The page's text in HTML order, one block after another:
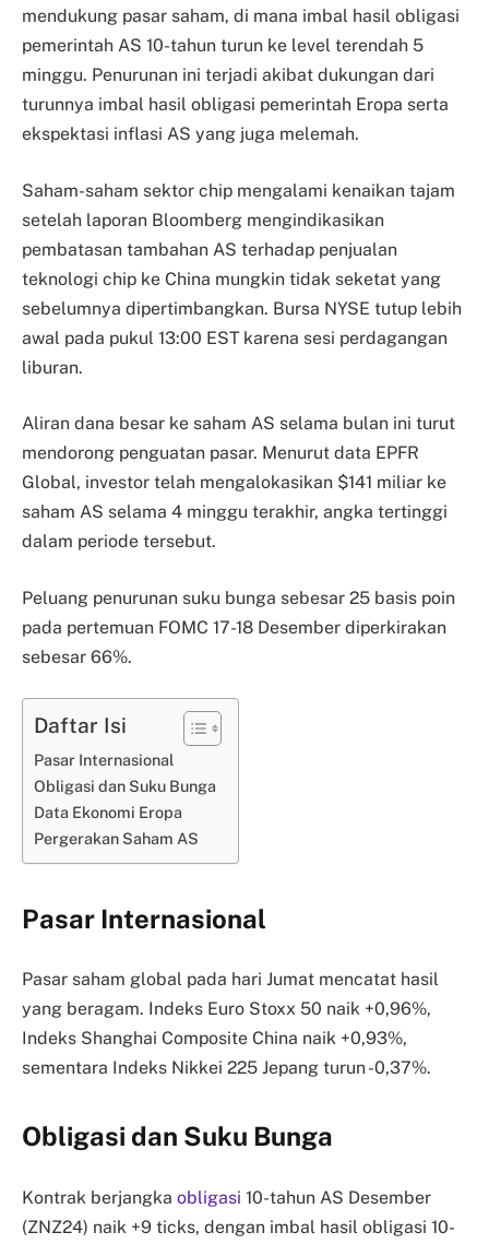
mendukung pasar saham, di mana imbal hasil obligasi
pemerintah AS 10-tahun turun ke level terendah 5
minggu. Penurunan ini terjadi akibat dukungan dari
turunnya imbal hasil obligasi pemerintah Eropa serta
ekspektasi inflasi AS yang juga melemah.
Saham-saham sektor chip mengalami kenaikan tajam
setelah laporan Bloomberg mengindikasikan
pembatasan tambahan AS terhadap penjualan
teknologi chip ke China mungkin tidak seketat yang
sebelumnya dipertimbangkan. Bursa NYSE tutup lebih
awal pada pukul 13:00 EST karena sesi perdagangan
liburan.
Aliran dana besar ke saham AS selama bulan ini turut
mendorong penguatan pasar. Menurut data EPFR
Global, investor telah mengalokasikan $141 miliar ke
saham AS selama 4 minggu terakhir, angka tertinggi
dalam periode tersebut.
Peluang penurunan suku bunga sebesar 25 basis poin
pada pertemuan FOMC 17-18 Desember diperkirakan
sebesar 66%.
Daftar Isi
Pasar Internasional
Obligasi dan Suku Bunga
Data Ekonomi Eropa
Pergerakan Saham AS
Pasar Internasional
Pasar saham global pada hari Jumat mencatat hasil
yang beragam. Indeks Euro Stoxx 50 naik +0,96%,
Indeks Shanghai Composite China naik +0,93%,
sementara Indeks Nikkei 225 Jepang turun -0,37%.
Obligasi dan Suku Bunga
Kontrak berjangka obligasi 10-tahun AS Desember
(ZNZ24) naik +9 ticks, dengan imbal hasil obligasi 10-